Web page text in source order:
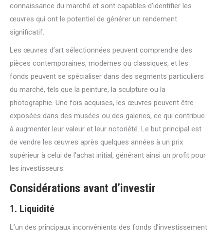
connaissance du marché et sont capables d’identifier les
œuvres qui ont le potentiel de générer un rendement
significatif.
Les œuvres d’art sélectionnées peuvent comprendre des
pièces contemporaines, modernes ou classiques, et les
fonds peuvent se spécialiser dans des segments particuliers
du marché, tels que la peinture, la sculpture ou la
photographie. Une fois acquises, les œuvres peuvent être
exposées dans des musées ou des galeries, ce qui contribue
à augmenter leur valeur et leur notoriété. Le but principal est
de vendre les œuvres après quelques années à un prix
supérieur à celui de l’achat initial, générant ainsi un profit pour
les investisseurs.
Considérations avant d’investir
1. Liquidité
L’un des principaux inconvénients des fonds d’investissement